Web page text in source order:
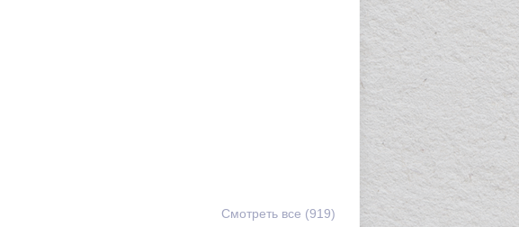
Смотреть все (919)